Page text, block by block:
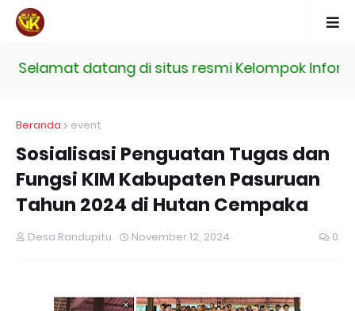
datang di situs resmi Kelompok
Beranda event
Sosialisasi Penguatan Tugas dan
Fungsi KIM Kabupaten Pasuruan
Tahun 2024 di Hutan Cempaka
Desa Randupitu November 12, 2024 0